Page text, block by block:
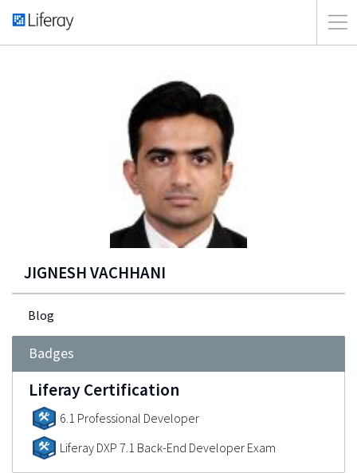
JIGNESH VACHHANI
Blog
Badges
Liferay Certification
6.1 Professional Developer
Liferay DXP 7.1 Back-End Developer Exam